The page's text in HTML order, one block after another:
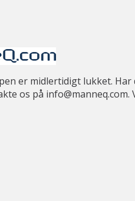
er midlertidigt lukket.
os på